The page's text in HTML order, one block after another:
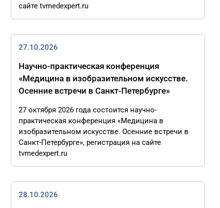
сайте tvmedexpert.ru
27.10.2026
Научно-практическая конференция
«Медицина в изобразительном искусстве.
Осенние встречи в Санкт-Петербурге»
27 октября 2026 года состоится научно-
практическая конференция «Медицина в
изобразительном искусстве. Осенние встречи в
Санкт-Петербурге», регистрация на сайте
tvmedexpert.ru
28.10.2026